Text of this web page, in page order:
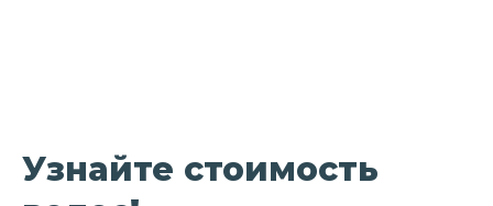
Узнайте стоимость